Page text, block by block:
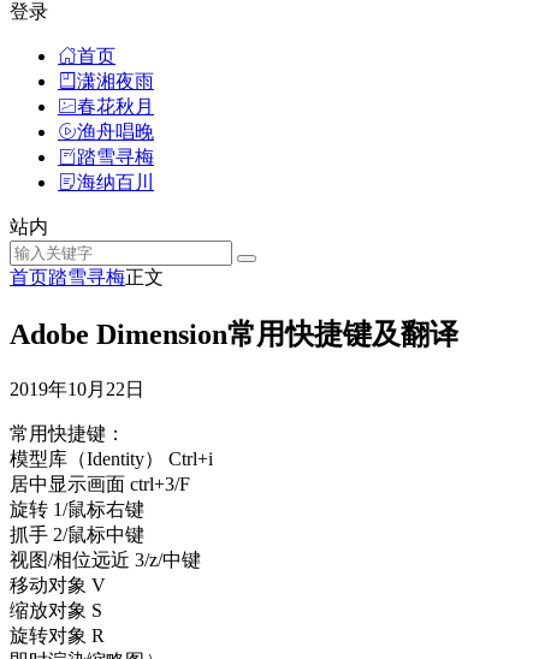
登录
首页
潇湘夜雨
春花秋月
渔舟唱晚
踏雪寻梅
海纳百川
站内
首页踏雪寻梅正文
Adobe Dimension常用快捷键及翻译
2019年10月22日
常用快捷键：
模型库（Identity） Ctrl+i
居中显示画面 ctrl+3/F
旋转 1/鼠标右键
抓手 2/鼠标中键
视图/相位远近 3/z/中键
移动对象 V
缩放对象 S
旋转对象 R